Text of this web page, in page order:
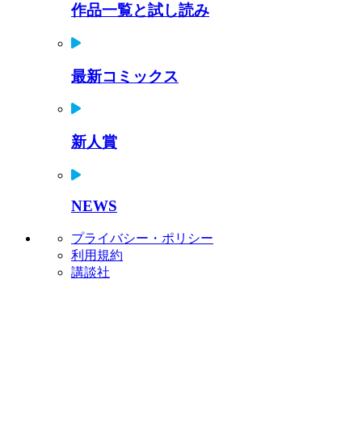
作品一覧と試し読み
最新コミックス
新人賞
NEWS
プライバシー・ポリシー
利用規約
講談社